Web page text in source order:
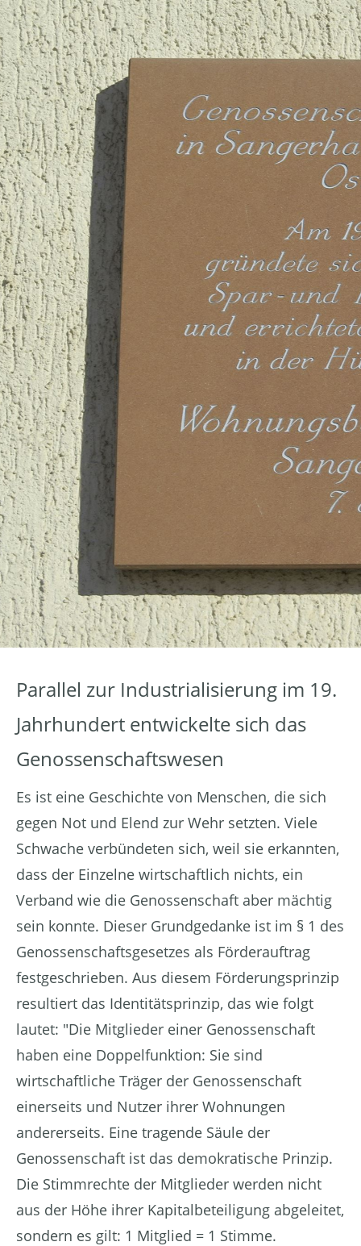
Parallel zur Industrialisierung im 19.
Jahrhundert entwickelte sich das
Genossenschaftswesen
Es ist eine Geschichte von Menschen, die sich
gegen Not und Elend zur Wehr setzten. Viele
Schwache verbündeten sich, weil sie erkannten,
dass der Einzelne wirtschaftlich nichts, ein
Verband wie die Genossenschaft aber mächtig
sein konnte. Dieser Grundgedanke ist im § 1 des
Genossenschaftsgesetzes als Förderauftrag
festgeschrieben. Aus diesem Förderungsprinzip
resultiert das Identitätsprinzip, das wie folgt
lautet: "Die Mitglieder einer Genossenschaft
haben eine Doppelfunktion: Sie sind
wirtschaftliche Träger der Genossenschaft
einerseits und Nutzer ihrer Wohnungen
andererseits. Eine tragende Säule der
Genossenschaft ist das demokratische Prinzip.
Die Stimmrechte der Mitglieder werden nicht
aus der Höhe ihrer Kapitalbeteiligung abgeleitet,
sondern es gilt: 1 Mitglied = 1 Stimme.